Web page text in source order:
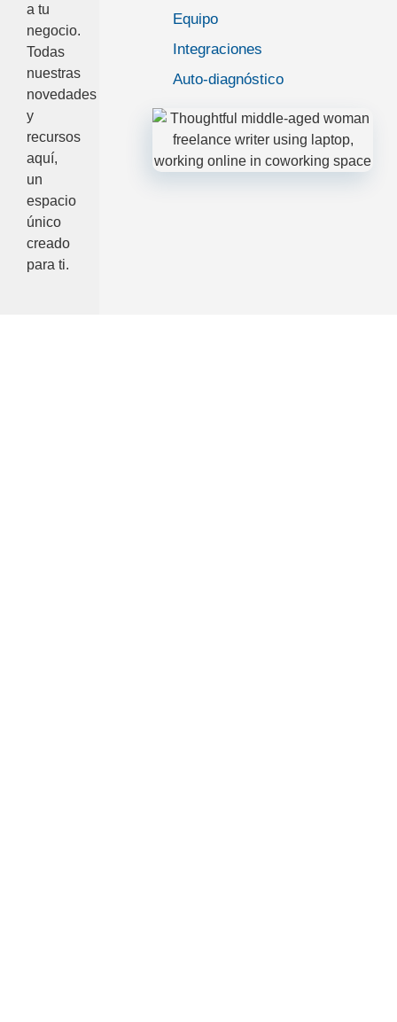
a tu
negocio.
Todas
nuestras
novedades
y
recursos
aquí,
un
espacio
único
creado
para ti.
Equipo
Integraciones
Auto-diagnóstico